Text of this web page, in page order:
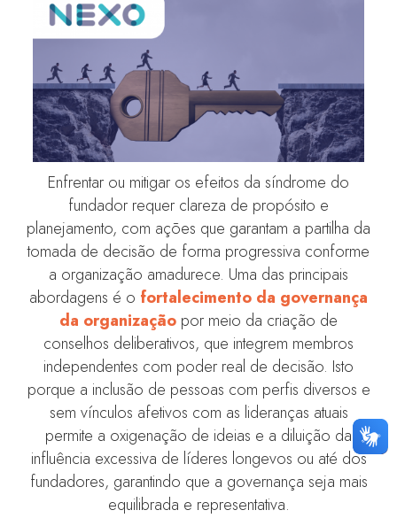
Enfrentar ou mitigar os efeitos da síndrome do
fundador requer clareza de propósito e
planejamento, com ações que garantam a partilha da
tomada de decisão de forma progressiva conforme
a organização amadurece. Uma das principais
abordagens é o fortalecimento da governança
da organização por meio da criação de
conselhos deliberativos, que integrem membros
independentes com poder real de decisão. Isto
porque a inclusão de pessoas com perfis diversos e
sem vínculos afetivos com as lideranças atuais
permite a oxigenação de ideias e a diluição da
influência excessiva de líderes longevos ou até dos
fundadores, garantindo que a governança seja mais
equilibrada e representativa.